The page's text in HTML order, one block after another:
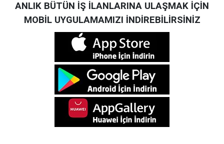
ANLIK BÜTÜN İŞ İLANLARINA ULAŞMAK İÇİN
MOBİL UYGULAMAMIZI İNDİREBİLİRSİNİZ